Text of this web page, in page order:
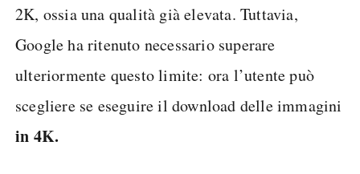
2K, ossia una qualità già elevata. Tuttavia,
Google ha ritenuto necessario superare
ulteriormente questo limite: ora l’utente può
scegliere se eseguire il download delle immagini
in 4K.